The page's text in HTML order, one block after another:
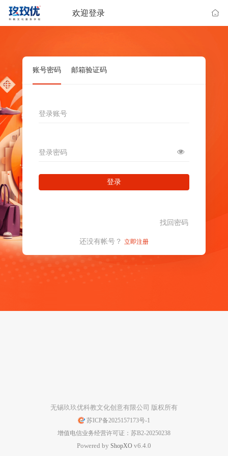
欢迎登录
账号密码 邮箱验证码
登录账号
登录密码
登录
找回密码
还没有帐号？ 立即注册
无锡玖玖优科教文化创意有限公司 版权所有
苏ICP备2025157173号-1
增值电信业务经营许可证：苏B2-20250238
Powered by ShopXO v6.4.0